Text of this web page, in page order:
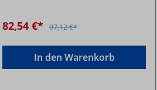
82,54 €* 97,12 €*
In den Warenkorb